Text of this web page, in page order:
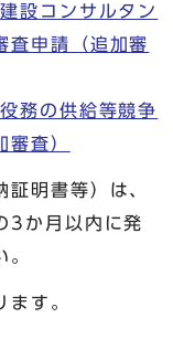
設コンサルタン
査申請（追加審
務の供給等競争
審査）
明書等）は、
3か月以内に発
す。